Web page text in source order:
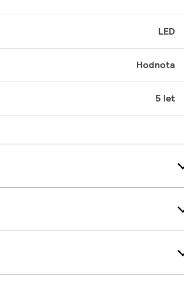
LED
Hodnota
5 let